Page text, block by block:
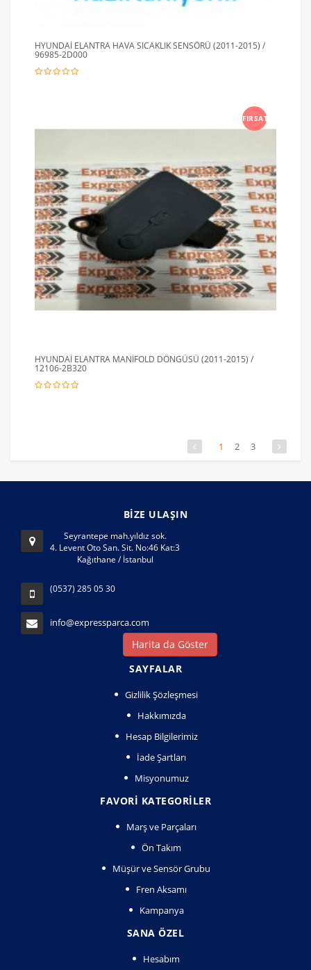
HYUNDAİ ELANTRA HAVA SICAKLIK SENSÖRÜ (2011-2015) /
96985-2D000
FIRSAT
HYUNDAİ ELANTRA MANİFOLD DÖNGÜSÜ (2011-2015) /
12106-2B320
1 2 3
BİZE ULAŞIN
Seyrantepe mah.yıldız sok.
4. Levent Oto San. Sit. No:46 Kat:3
Kağıthane / İstanbul
(0537) 285 05 30
info@expressparca.com
Harita da Göster
SAYFALAR
Gizlilik Şözleşmesi
Hakkımızda
Hesap Bilgilerimiz
İade Şartları
Misyonumuz
FAVORI KATEGORILER
Marş ve Parçaları
Ön Takım
Müşür ve Sensör Grubu
Fren Aksamı
Kampanya
SANA ÖZEL
Hesabım